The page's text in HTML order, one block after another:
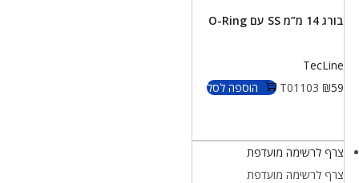
בורג 14 מ”מ SS עם O-Ring
TecLine
T01103 ₪59 הוספה לסל
צרף לרשימה מועדפת
צרף לרשימה מועדפת